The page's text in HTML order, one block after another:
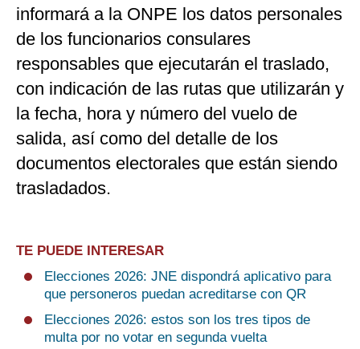
informará a la ONPE los datos personales
de los funcionarios consulares
responsables que ejecutarán el traslado,
con indicación de las rutas que utilizarán y
la fecha, hora y número del vuelo de
salida, así como del detalle de los
documentos electorales que están siendo
trasladados.
TE PUEDE INTERESAR
Elecciones 2026: JNE dispondrá aplicativo para
que personeros puedan acreditarse con QR
Elecciones 2026: estos son los tres tipos de
multa por no votar en segunda vuelta